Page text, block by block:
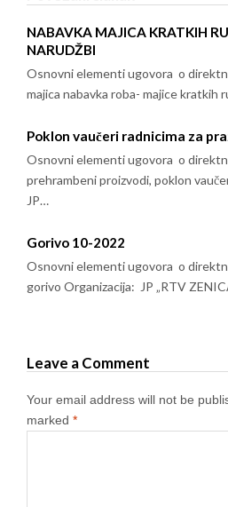
NABAVKA MAJICA KRATKIH
NARUDŽBI
Osnovni elementi ugovora o
majica nabavka roba- majice kratkih
Poklon vaučeri radnicima za
Osnovni elementi ugovora o
prehrambeni proizvodi, poklon
JP…
Gorivo 10-2022
Osnovni elementi ugovora o
gorivo Organizacija: JP „RTV
Leave a Comment
Your email address will not be
marked *